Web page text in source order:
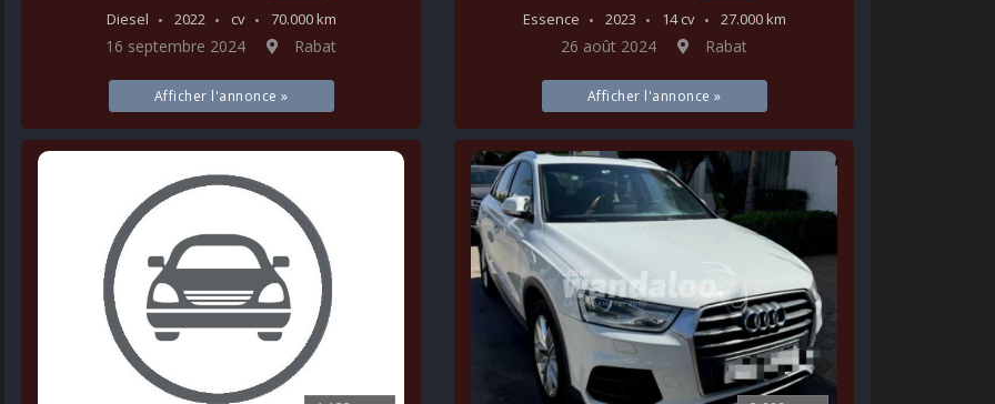
Diesel 2022 cv 70.000 km
16 septembre 2024 Rabat
Afficher l'annonce »
Essence 2023 14 cv 27.000 km
26 août 2024 Rabat
Afficher l'annonce »